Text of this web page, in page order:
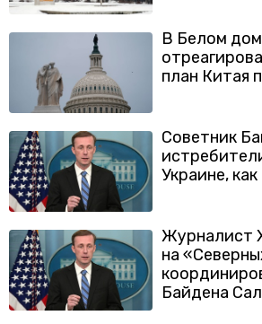
В Белом
план Китая
Советник
Украине,
Журналист
на
Байдена